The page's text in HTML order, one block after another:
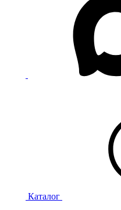
Каталог